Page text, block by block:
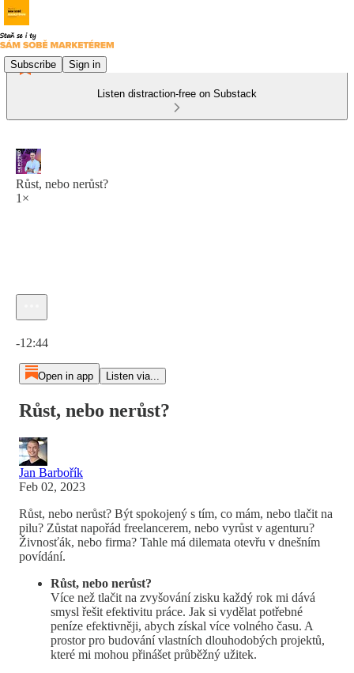
Subscribe Sign in
Listen distraction-free on Substack
Růst, nebo nerůst?
1×
-12:44
Open in app Listen via...
Růst, nebo nerůst?
Jan Barbořík
Feb 02, 2023
Růst, nebo nerůst? Být spokojený s tím, co mám, nebo tlačit na
pilu? Zůstat napořád freelancerem, nebo vyrůst v agenturu?
Živnosťák, nebo firma? Tahle má dilemata otevřu v dnešním
povídání.
Růst, nebo nerůst?
Více než tlačit na zvyšování zisku každý rok mi dává
smysl řešit efektivitu práce. Jak si vydělat potřebné
peníze efektivněji, abych získal více volného času. A
prostor pro budování vlastních dlouhodobých projektů,
které mi mohou přinášet průběžný užitek.